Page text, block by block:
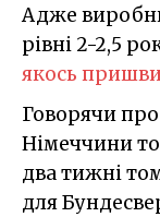
Адже
рівні 2-2,5
якось
Говорячи
Німеччини
два тижні
для